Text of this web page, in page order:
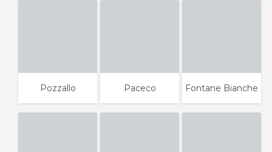
Pozzallo Paceco Fontane Bianche